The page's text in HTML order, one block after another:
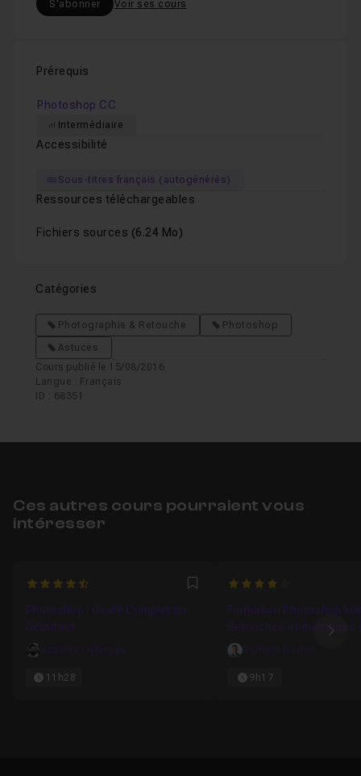
S'abonner Voir ses cours
Prérequis
Photoshop CC
Intermédiaire
Accessibilité
Sous-titres français (autogénérés)
Ressources téléchargeables
Fichiers sources (6.24 Mo)
Catégories
Photographie & Retouche
Photoshop
Astuces
Cours publié le 15/08/2016
Langue : Français
ID : 68351
Ces autres cours pourraient vous
intéresser
4.9444444444444 Favori
Photoshop : Guide Complet du
Débutant
Antoine Defarges
11h28
4
Formation Photoshop
Retouches et montages
Romain Duclos
9h17